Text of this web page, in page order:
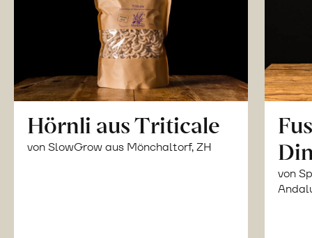
Hörnli aus Triticale
von SlowGrow aus Mönchaltorf, ZH
von